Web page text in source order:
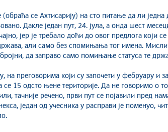
(обраћа се Ахтисарију) на сто питање да ли
Дакле један пут, 24. јула, а онда шест
јер је требало доћи до овог предлога који
али само без спомињања тог имена.
да заправо само помињање статуса те
на преговорима који су започети у фебруару
се 15 одсто њене територије. Да не говоримо о
тачније речено, први пут се појавили пред
један од учесника у расправи је поменуо,